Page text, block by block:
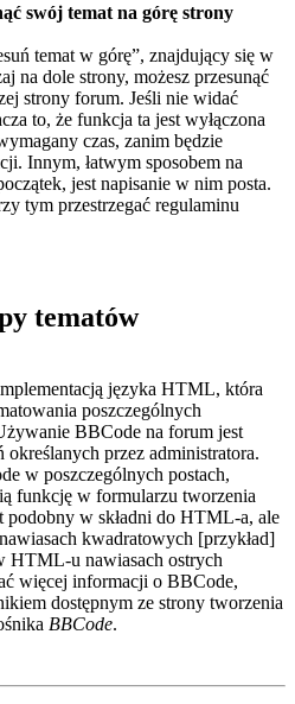
swój temat na górę strony
temat w górę”, znajdujący się w
na dole strony, możesz przesunąć
strony forum. Jeśli nie widać
to, że funkcja ta jest wyłączona
czas, zanim będzie
Innym, łatwym sposobem na
jest napisanie w nim posta.
tym przestrzegać regulaminu
tematów
języka HTML, która
poszczególnych
BBCode na forum jest
określanych przez administratora.
w poszczególnych postach,
funkcję w formularzu tworzenia
podobny w składni do HTML-a, ale
kwadratowych [przykład]
HTML-u nawiasach ostrych
więcej informacji o BBCode,
dostępnym ze strony tworzenia
BBCode.